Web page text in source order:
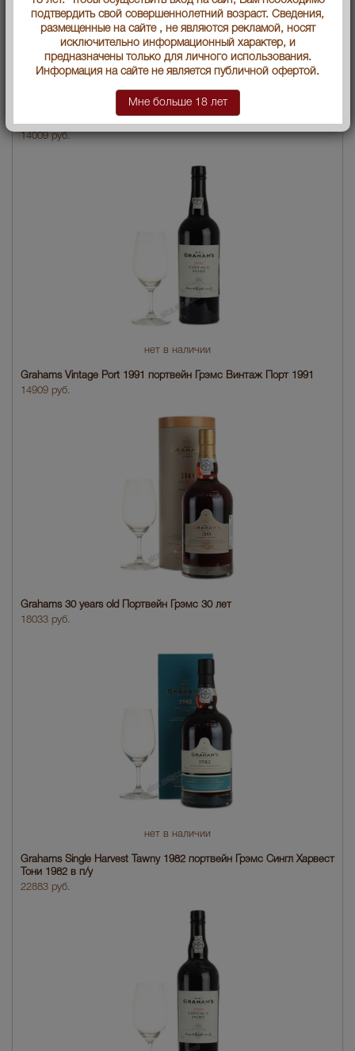
нет в наличии
14009 руб.
нет в наличии
Grahams Vintage Port 1991 портвейн Грэмс Винтаж Порт 1991
14909 руб.
Grahams 30 years old Портвейн Грэмс 30 лет
18033 руб.
нет в наличии
Grahams Single Harvest Tawny 1982 портвейн Грэмс Сингл Харвест
Тони 1982 в п/у
22883 руб.
подтвердить свой совершеннолетний возраст. Сведения,
размещенные на сайте , не являются рекламой, носят
исключительно информационный характер, и
предназначены только для личного использования.
Информация на сайте не является публичной офертой.
Мне больше 18 лет